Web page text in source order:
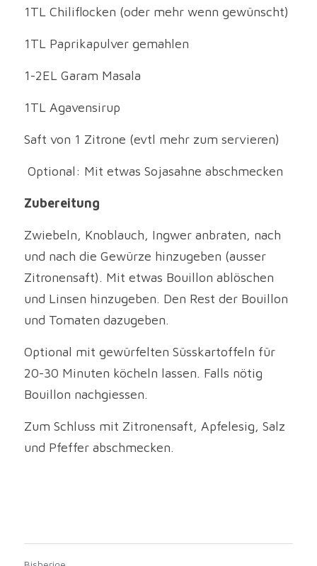
1TL Chiliflocken (oder mehr wenn gewünscht)
1TL Paprikapulver gemahlen
1-2EL Garam Masala
1TL Agavensirup
Saft von 1 Zitrone (evtl mehr zum servieren)
Optional: Mit etwas Sojasahne abschmecken
Zubereitung
Zwiebeln, Knoblauch, Ingwer anbraten, nach
und nach die Gewürze hinzugeben (ausser
Zitronensaft). Mit etwas Bouillon ablöschen
und Linsen hinzugeben. Den Rest der Bouillon
und Tomaten dazugeben.
Optional mit gewürfelten Süsskartoffeln für
20-30 Minuten köcheln lassen. Falls nötig
Bouillon nachgiessen.
Zum Schluss mit Zitronensaft, Apfelesig, Salz
und Pfeffer abschmecken.